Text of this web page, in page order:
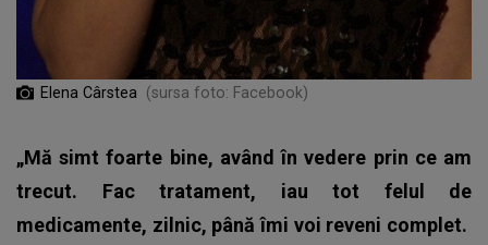
Elena Cârstea (sursa foto: Facebook)
„Mă simt foarte bine, având în vedere prin ce am
trecut. Fac tratament, iau tot felul de
medicamente, zilnic, până îmi voi reveni complet.